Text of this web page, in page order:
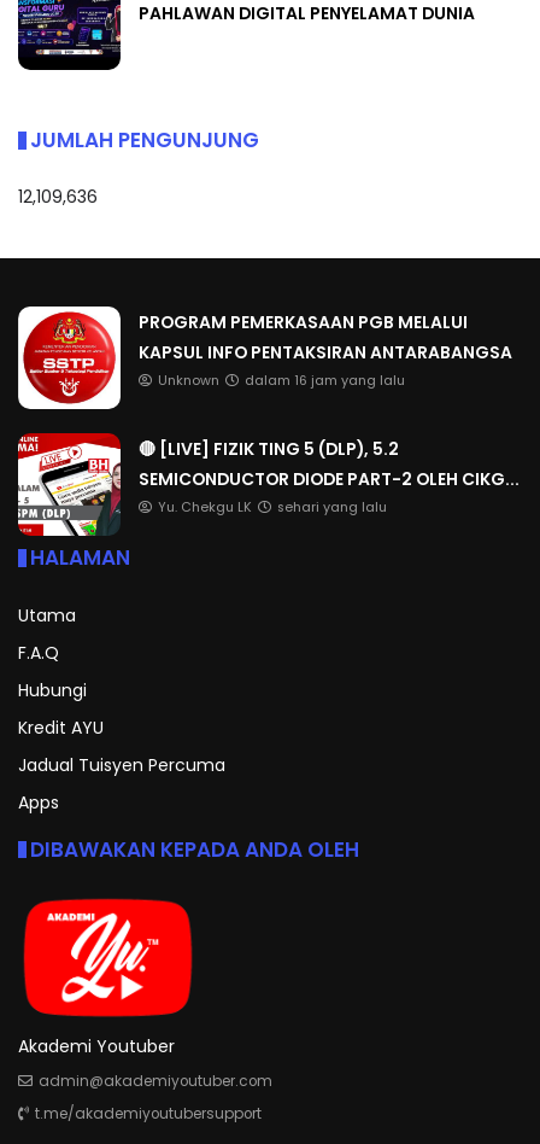
PAHLAWAN DIGITAL PENYELAMAT DUNIA
JUMLAH PENGUNJUNG
12,109,636
PROGRAM PEMERKASAAN PGB MELALUI
KAPSUL INFO PENTAKSIRAN ANTARABANGSA
Unknown dalam 16 jam yang lalu
🔴 [LIVE] FIZIK TING 5 (DLP), 5.2
SEMICONDUCTOR DIODE PART-2 OLEH CIKG...
Yu. Chekgu LK sehari yang lalu
HALAMAN
Utama
F.A.Q
Hubungi
Kredit AYU
Jadual Tuisyen Percuma
Apps
DIBAWAKAN KEPADA ANDA OLEH
Akademi Youtuber
admin@akademiyoutuber.com
t.me/akademiyoutubersupport